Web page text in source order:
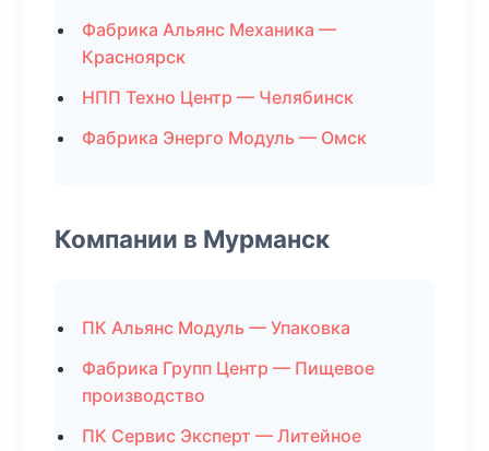
Фабрика Альянс Механика —
Красноярск
НПП Техно Центр — Челябинск
Фабрика Энерго Модуль — Омск
Компании в Мурманск
ПК Альянс Модуль — Упаковка
Фабрика Групп Центр — Пищевое
производство
ПК Сервис Эксперт — Литейное